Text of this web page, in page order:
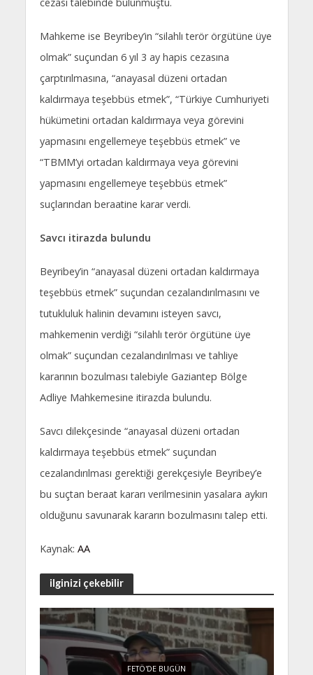
cezası talebinde bulunmuştu.
Mahkeme ise Beyribey’in “silahlı terör örgütüne üye
olmak” suçundan 6 yıl 3 ay hapis cezasına
çarptırılmasına, “anayasal düzeni ortadan
kaldırmaya teşebbüs etmek”, “Türkiye Cumhuriyeti
hükümetini ortadan kaldırmaya veya görevini
yapmasını engellemeye teşebbüs etmek” ve
“TBMM’yi ortadan kaldırmaya veya görevini
yapmasını engellemeye teşebbüs etmek”
suçlarından beraatine karar verdi.
Savcı itirazda bulundu
Beyribey’in “anayasal düzeni ortadan kaldırmaya
teşebbüs etmek” suçundan cezalandırılmasını ve
tutukluluk halinin devamını isteyen savcı,
mahkemenin verdiği “silahlı terör örgütüne üye
olmak” suçundan cezalandırılması ve tahliye
kararının bozulması talebiyle Gaziantep Bölge
Adliye Mahkemesine itirazda bulundu.
Savcı dilekçesinde “anayasal düzeni ortadan
kaldırmaya teşebbüs etmek” suçundan
cezalandırılması gerektiği gerekçesiyle Beyribey’e
bu suçtan beraat kararı verilmesinin yasalara aykırı
olduğunu savunarak kararın bozulmasını talep etti.
Kaynak: AA
ilginizi çekebilir
FETÖ'DE BUGÜN